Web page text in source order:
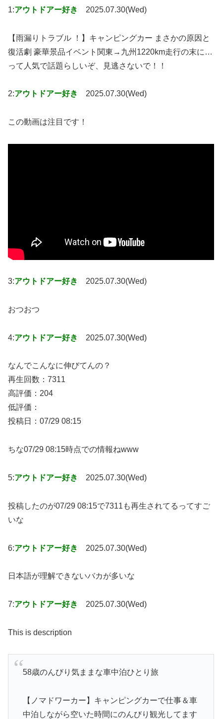
1:アウトドアー好き 2025.07.30(Wed)
【雨漏りトラブル ！】キャンピングカー まさかの原因と
復活劇 豪華景品イベント関東→九州1220km走行の末に…
って人気で話題らしいぞ、見逃さないで！！
2:アウトドアー好き 2025.07.30(Wed)
この動画は注目です！
3:アウトドアー好き 2025.07.30(Wed)
おつおつ
4:アウトドアー好き 2025.07.30(Wed)
なんでこんなに伸びてんの？
再生回数：7311
高評価：204
低評価：
投稿日：07/29 08:15
ちな07/29 08:15時点での情報ねwww
5:アウトドアー好き 2025.07.30(Wed)
投稿したのが07/29 08:15で7311も再生されてるってすご
いな
6:アウトドアー好き 2025.07.30(Wed)
日本語が理解できないバカが多いな
7:アウトドアー好き 2025.07.30(Wed)
This is description
58歳のんびり気ままな車中泊ひとり旅
【ノマドワーカー】キャンピングカーで仕事＆車
中泊しながら空いた時間にのんびり観光してます